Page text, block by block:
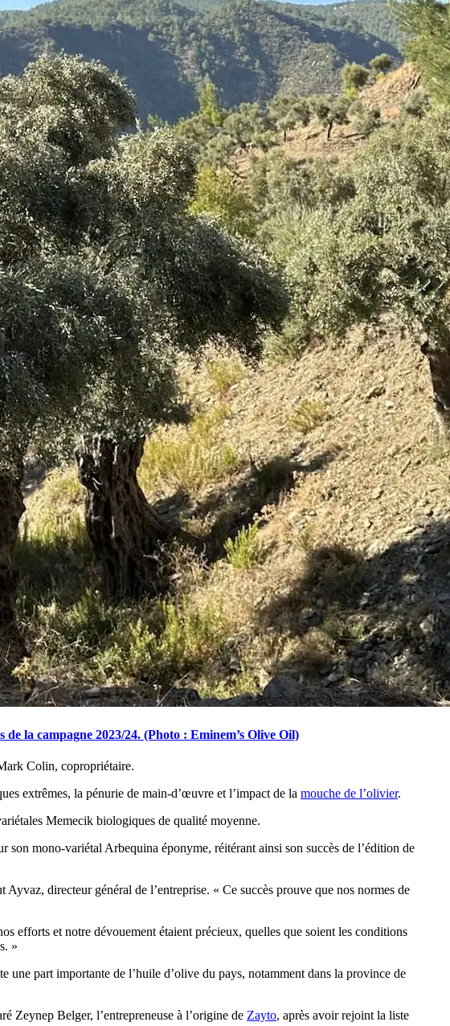
la campagne 2023/24. (Photo : Eminem’s Olive Oil)
Colin, copropriétaire.
extrêmes, la pénurie de main-d’œuvre et l’impact de la mouche de l’olivier.
Memecik biologiques de qualité moyenne.
son mono-variétal Arbequina éponyme, réitérant ainsi son succès de l’édition de
directeur général de l’entreprise. « Ce succès prouve que nos normes de
efforts et notre dévouement étaient précieux, quelles que soient les conditions
»
une part importante de l’huile d’olive du pays, notamment dans la province de
Zeynep Belger, l’entrepreneuse à l’origine de Zayto, après avoir rejoint la liste